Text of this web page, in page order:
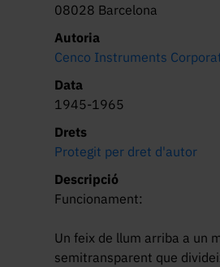
08028 Barcelona
Autoria
Cenco Instruments
Data
1945-1965
Drets
Protegit per dret d'autor
Descripció
Funcionament:
Un feix de llum arriba a un
semitransparent que